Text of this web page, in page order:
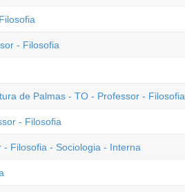
- Filosofia
de Palmas - TO - Professor - Filosofia
- Filosofia
- Filosofia - Sociologia - Interna